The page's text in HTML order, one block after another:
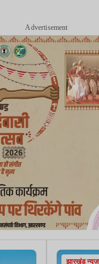
Advertisement
झारखंड न्यूज़